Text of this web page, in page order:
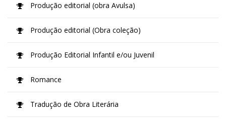
Produção editorial (obra Avulsa)
Produção editorial (Obra coleção)
Produção Editorial Infantil e/ou Juvenil
Romance
Tradução de Obra Literária